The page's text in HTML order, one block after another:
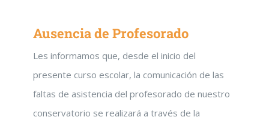
Ausencia de Profesorado
Les informamos que, desde el inicio del
presente curso escolar, la comunicación de las
faltas de asistencia del profesorado de nuestro
conservatorio se realizará a través de la